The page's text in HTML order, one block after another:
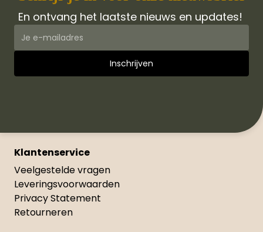
En ontvang het laatste nieuws en updates!
Klantenservice
Veelgestelde vragen
Leveringsvoorwaarden
Privacy Statement
Retourneren